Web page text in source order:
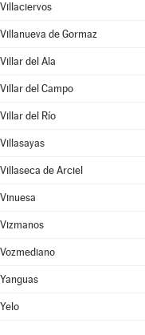
Villaciervos
Villanueva de Gormaz
Villar del Ala
Villar del Campo
Villar del Río
Villasayas
Villaseca de Arciel
Vinuesa
Vizmanos
Vozmediano
Yanguas
Yelo